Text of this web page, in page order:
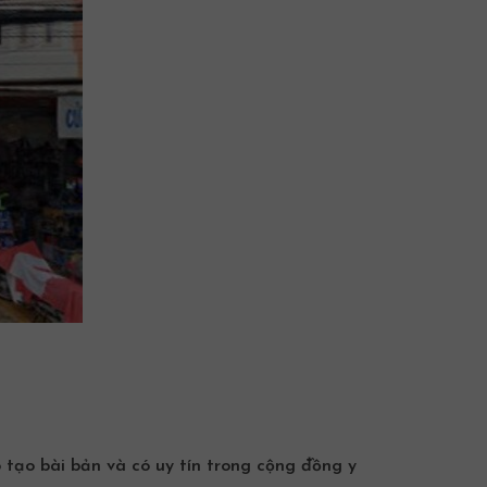
tạo bài bản và có uy tín trong cộng đồng y